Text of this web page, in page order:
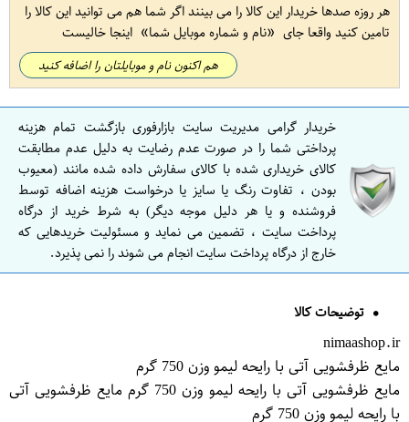
هر روزه صدها خریدار این کالا را می بینند اگر شما هم می توانید این کالا را
تامین کنید واقعا جای
نام و شماره موبایل شما اینجا خالیست
هم اکنون نام و موبایلتان را اضافه کنید
خریدار گرامی مدیریت سایت بازارفوری بازگشت تمام هزینه
پرداختی شما را در صورت عدم رضایت به دلیل عدم مطابقت
کالای خریداری شده با کالای سفارش داده شده مانند (معیوب
بودن ، تفاوت رنگ یا سایز یا درخواست هزینه اضافه توسط
فروشنده و یا هر دلیل موجه دیگر) به شرط خرید از درگاه
پرداخت سایت ، تضمین می نماید و مسئولیت خریدهایی که
خارج از درگاه پرداخت سایت انجام می شوند را نمی پذیرد.
توضیحات کالا
nimaashop.ir
مایع ظرفشویی آتی با رایحه لیمو وزن 750 گرم
مایع ظرفشویی آتی با رایحه لیمو وزن 750 گرم مایع ظرفشویی آتی
با رایحه لیمو وزن 750 گرم